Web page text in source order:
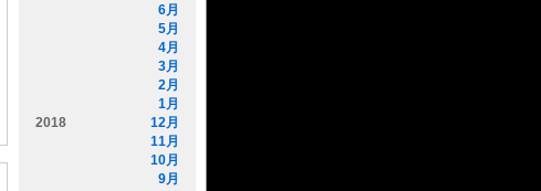
6月
5月
4月
3月
2月
1月
2018
12月
11月
10月
9月